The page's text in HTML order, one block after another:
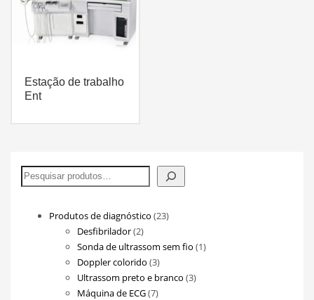
Estação de trabalho
Ent
Pesquisar
Produtos de diagnóstico 2323
Desfibrilador 22
produtos
Sonda de ultrassom sem fio 11
Doppler colorido 33
produtos
Ultrassom preto e branco 33
Máquina de ECG 77